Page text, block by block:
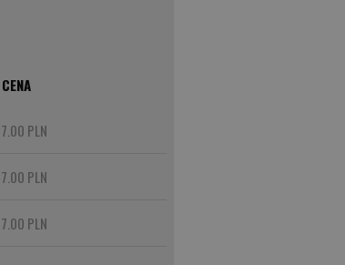
CENA
PLN
PLN
PLN